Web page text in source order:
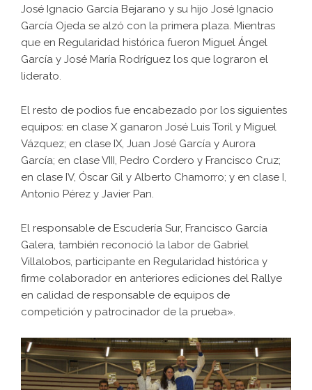
José Ignacio García Bejarano y su hijo José Ignacio
García Ojeda se alzó con la primera plaza. Mientras
que en Regularidad histórica fueron Miguel Ángel
García y José María Rodríguez los que lograron el
liderato.
El resto de podios fue encabezado por los siguientes
equipos: en clase X ganaron José Luis Toril y Miguel
Vázquez; en clase IX, Juan José García y Aurora
García; en clase VIII, Pedro Cordero y Francisco Cruz;
en clase IV, Óscar Gil y Alberto Chamorro; y en clase I,
Antonio Pérez y Javier Pan.
El responsable de Escudería Sur, Francisco García
Galera, también reconoció la labor de Gabriel
Villalobos, participante en Regularidad histórica y
firme colaborador en anteriores ediciones del Rallye
en calidad de responsable de equipos de
competición y patrocinador de la prueba».